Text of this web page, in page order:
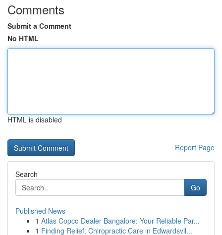
Comments
Submit a Comment
No HTML
HTML is disabled
Report Page
Search
Go
Published News
1 Atlas Copco Dealer Bangalore: Your Reliable Par...
1 Finding Relief: Chiropractic Care in Edwardsvil...